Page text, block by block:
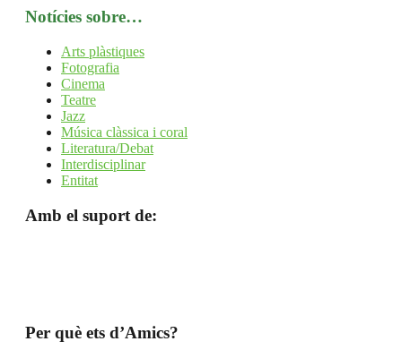
Notícies sobre…
Arts plàstiques
Fotografia
Cinema
Teatre
Jazz
Música clàssica i coral
Literatura/Debat
Interdisciplinar
Entitat
Amb el suport de:
Per què ets d’Amics?